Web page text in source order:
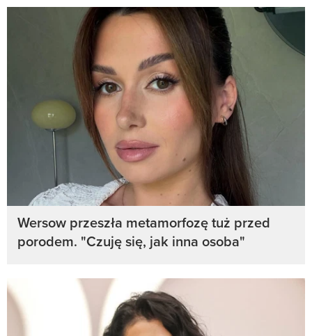
Wersow przeszła metamorfozę tuż przed
porodem. "Czuję się, jak inna osoba"